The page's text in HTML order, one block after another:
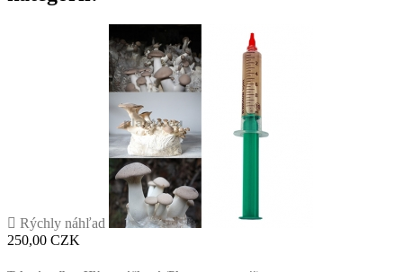
 Rýchly náhľad
Cena
250,00 CZK